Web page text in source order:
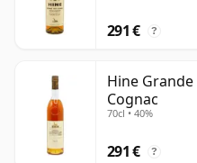
291 € ?
Hine
Cognac
70cl • 40%
291 € ?